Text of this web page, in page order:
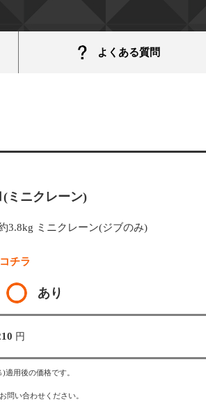
よくある質問
ミニクレーン)
3.8kg ミニクレーン(ジブのみ)
コチラ
あり
円
用後の価格です。
問い合わせください。